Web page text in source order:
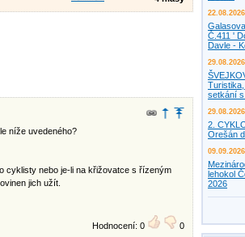
níže uvedeného?
cyklisty nebo je-li na křižovatce s řízeným
jich užít.
Hodnocení: 0 0
22.08.2026
Č.411 '
Davle -
29.08.2026
setkání
29.08.2026
2.
Orešán
09.09.2026
lehokol
2026